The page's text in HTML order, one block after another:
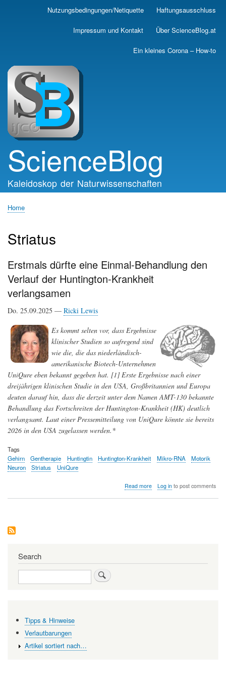
Skip
main
Nutzungsbedingungen/Netiquette Haftungsausschluss
Impressum und Kontakt Über ScienceBlog.at
Ein kleines Corona – How-to
ScienceBlog
Kaleidoskop der Naturwissenschaften
Home
Striatus
Erstmals dürfte eine Einmal-Behandlung den
Verlauf der Huntington-Krankheit
verlangsamen
Do. 25.09.2025 — Ricki Lewis
Es kommt selten vor, dass Ergebnisse
klinischer Studien so aufregend sind
wie die, die das niederländisch-
amerikanische Biotech-Unternehmen
UniQure eben bekannt gegeben hat. [1] Erste Ergebnisse nach einer
dreijährigen klinischen Studie in den USA, Großbritannien und Europa
deuten darauf hin, dass die derzeit unter dem Namen AMT-130 bekannte
Behandlung das Fortschreiten der Huntington-Krankheit (HK) deutlich
verlangsamt. Laut einer Pressemitteilung von UniQure könnte sie bereits
2026 in den USA zugelassen werden.*
Tags
Gehirn
Gentherapie Huntingtin Huntington-Krankheit Mikro-RNA
Motorik
Neuron
Striatus UniQure
Read moreabout
Huntington-
Log into post comments
Search
Search
Tipps & Hinweise
Verlautbarungen
Artikel sortiert nach…